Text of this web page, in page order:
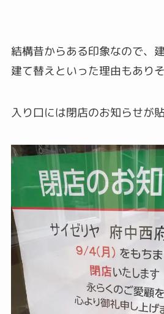
結構昔からある印象なので、
建て替えといった理由もありそ
入り口には閉店のお知らせが